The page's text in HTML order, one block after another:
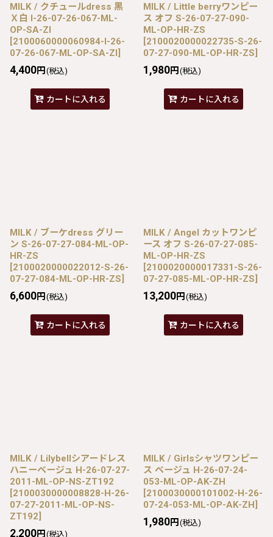
MILK / クチュールdress 黒
Ｘ白 I-26-07-26-067-ML-
OP-SA-ZI
[2100060000060984-I-26-
07-26-067-ML-OP-SA-ZI]
4,400円 (税込)
カートに入れる
MILK / Little berryワンピー
ス オフ S-26-07-27-090-
ML-OP-HR-ZS
[2100020000022735-S-26-
07-27-090-ML-OP-HR-ZS]
1,980円 (税込)
カートに入れる
MILK / ブーケdress グリー
ン S-26-07-27-084-ML-OP-
HR-ZS
[2100020000022012-S-26-
07-27-084-ML-OP-HR-ZS]
6,600円 (税込)
カートに入れる
MILK / Angel カットワンピ
ース オフ S-26-07-27-085-
ML-OP-HR-ZS
[2100020000017331-S-26-
07-27-085-ML-OP-HR-ZS]
13,200円 (税込)
カートに入れる
MILK / Lilybellシアードレス
ハニーベージュ H-26-07-27-
2011-ML-OP-NS-ZT192
[2100030000008828-H-26-
07-27-2011-ML-OP-NS-
ZT192]
2,200円 (税込)
MILK / Girlsシャツワンピー
ス ベージュ H-26-07-24-
053-ML-OP-AK-ZH
[2100030000101002-H-26-
07-24-053-ML-OP-AK-ZH]
1,980円 (税込)